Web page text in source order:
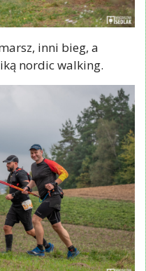
inni bieg, a
nordic walking.